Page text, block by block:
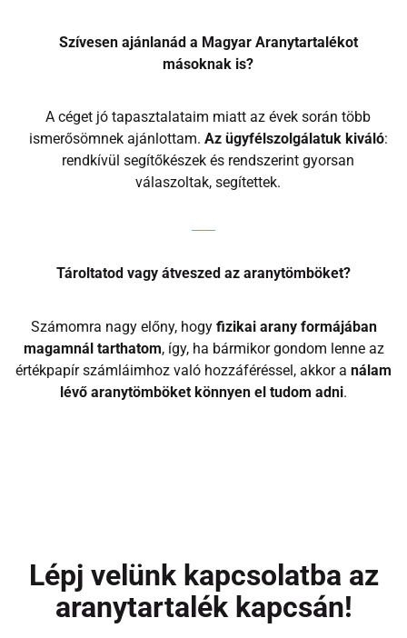
Szívesen ajánlanád a Magyar Aranytartalékot
másoknak is?
A céget jó tapasztalataim miatt az évek során több
ismerősömnek ajánlottam. Az ügyfélszolgálatuk kiváló:
rendkívül segítőkészek és rendszerint gyorsan
válaszoltak, segítettek.
Tároltatod vagy átveszed az aranytömböket?
Számomra nagy előny, hogy fizikai arany formájában
magamnál tarthatom, így, ha bármikor gondom lenne az
értékpapír számláimhoz való hozzáféréssel, akkor a nálam
lévő aranytömböket könnyen el tudom adni.
Lépj velünk kapcsolatba az
aranytartalék kapcsán!